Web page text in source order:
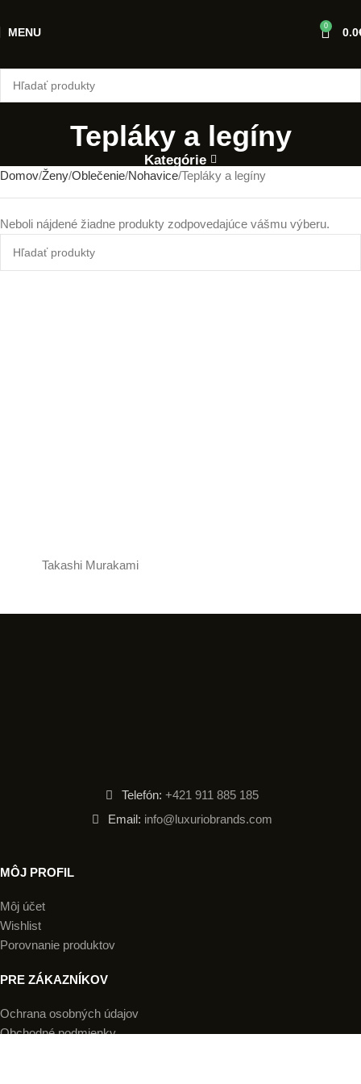
MENU 0 0.0
Tepláky a legíny
Kategórie
Domov Ženy Oblečenie Nohavice Tepláky a legíny
Neboli nájdené žiadne produkty zodpovedajúce vášmu výberu.
Takashi Murakami
Telefón: +421 911 885 185
Email: info@luxuriobrands.com
MÔJ PROFIL
Môj účet
Wishlist
Porovnanie produktov
PRE ZÁKAZNÍKOV
Ochrana osobných údajov
Obchodné podmienky